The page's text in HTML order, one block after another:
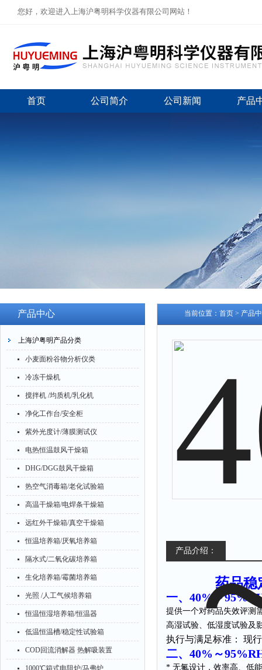
您好，欢迎进入上海沪粤明科学仪器有限公司网站！
首页 公司简介 公司新闻 产品
产品中心
上海沪粤明产品分类
小麦面粉谷物分析仪类
冷冻干燥机
搅拌机 /均质机/乳化机
净化工作台/安全柜
紫外光度计/薄膜测试仪
电热恒温鼓风干燥箱
DHG/DGG鼓风干燥箱
热空气消毒箱/老化试验箱
高温干燥箱/电焊条干燥箱
远红外干燥箱/真空干燥箱
恒温培养箱/厌氧培养箱
隔水式/二氧化碳培养箱
生化培养箱/霉菌培养箱
光照 /人工气候培养箱
恒温恒湿培养箱/恒温器
低温恒温槽/稳定性试验箱
COD回流消解器 热解吸装置
1000℃箱式电阻炉/马弗炉
当前位置： 首页 > 产品
产品介绍：
药品稳定
一、 40%～
提供一个对药品失效评测
高湿试验、低湿度试验及
执行与满足标准： 现
二、 40%～
* 无氟设计，效率高、低